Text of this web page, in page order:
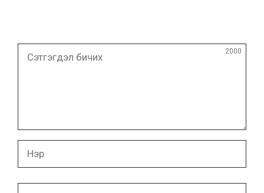
2000